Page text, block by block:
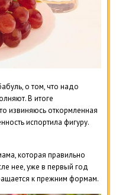
о том, что надо
В итоге
извиняюсь откормленная
испортила фигуру.
которая правильно
нее, уже в первый год
к прежним формам.